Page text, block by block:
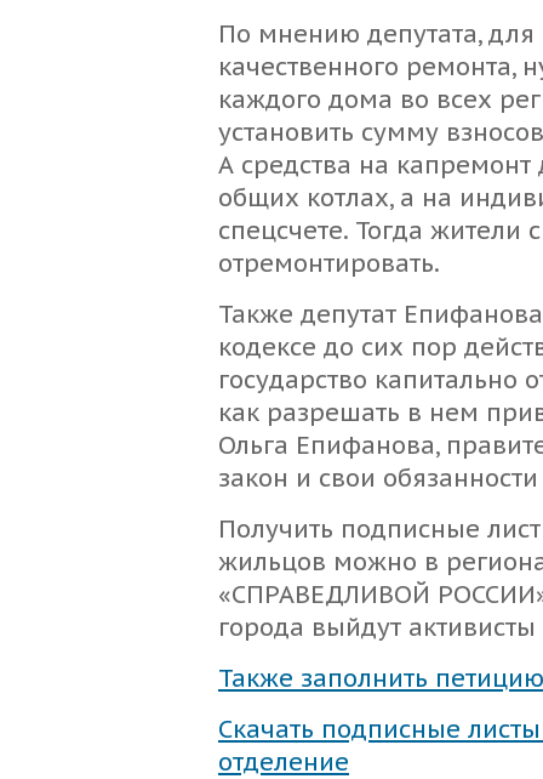
По мнению депутата, для
качественного ремонта,
каждого дома во всех
установить сумму
А средства на
общих котлах, а на
спецсчете. Тогда жители
отремонтировать.
Также депутат
кодексе до сих пор
государство капитально
как разрешать в нем
Ольга Епифанова,
закон и свои
Получить подписные
жильцов можно в
«СПРАВЕДЛИВОЙ
города выйдут
Также заполнить
Скачать подписные
отделение